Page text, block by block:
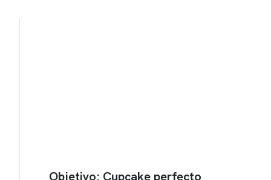
Objetivo: Cupcake perfecto